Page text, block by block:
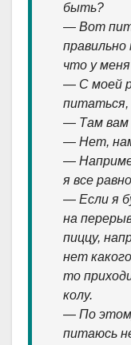
быть?
— Вот
что у
— С моей
питаться,
— Там вам
— Нет,
—
я все
— Если я
на
пиццу,
нет
то
колу.
— По
питаюсь